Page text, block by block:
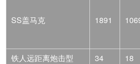
SS盖马克 1891
铁人远距离炮击型
34 18